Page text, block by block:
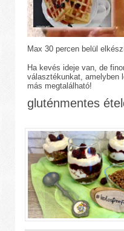
Max 30 percen belül
Ha kevés ideje van, de
választékunkat, amelyben
más megtalálható!
gluténmentes